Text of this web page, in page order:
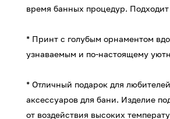
время банных процедур.
* Принт с голубым орнаментом
узнаваемым и по-настоящему
* Отличный подарок для
аксессуаров для бани. Изделие
от воздействия высоких